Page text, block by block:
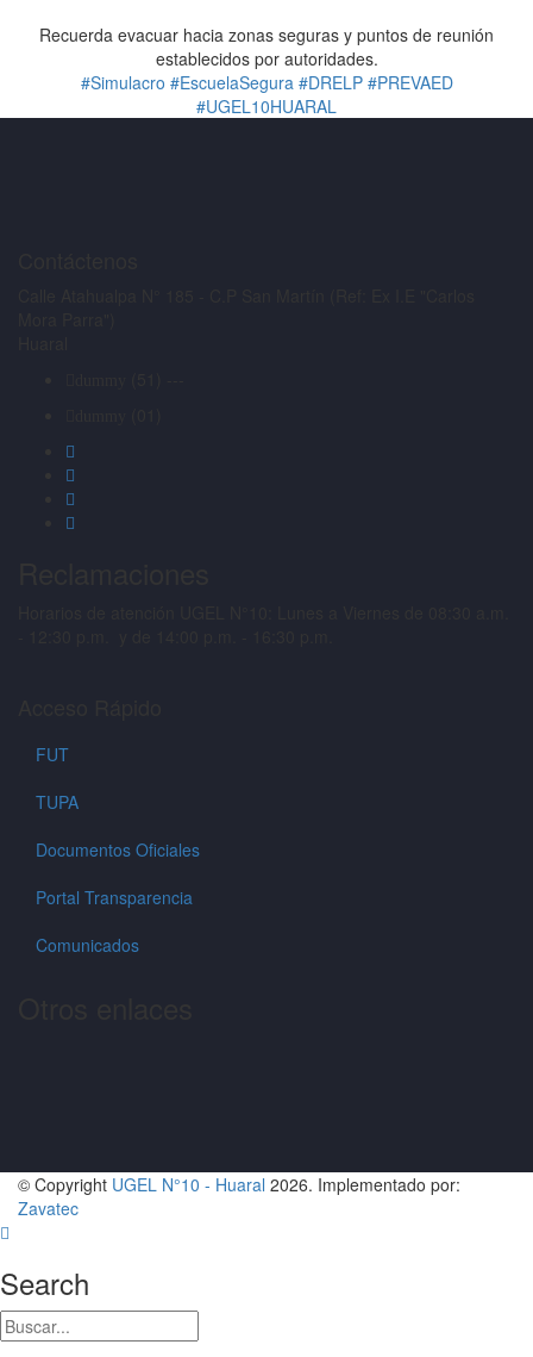
Recuerda evacuar hacia zonas seguras y puntos de reunión
establecidos por autoridades.
#Simulacro #EscuelaSegura #DRELP #PREVAED
#UGEL10HUARAL
FUT
TUPA
Documentos Oficiales
Portal Transparencia
Comunicados
© Copyright UGEL N°10 - Huaral 2026. Implementado por:
Zavatec
Search